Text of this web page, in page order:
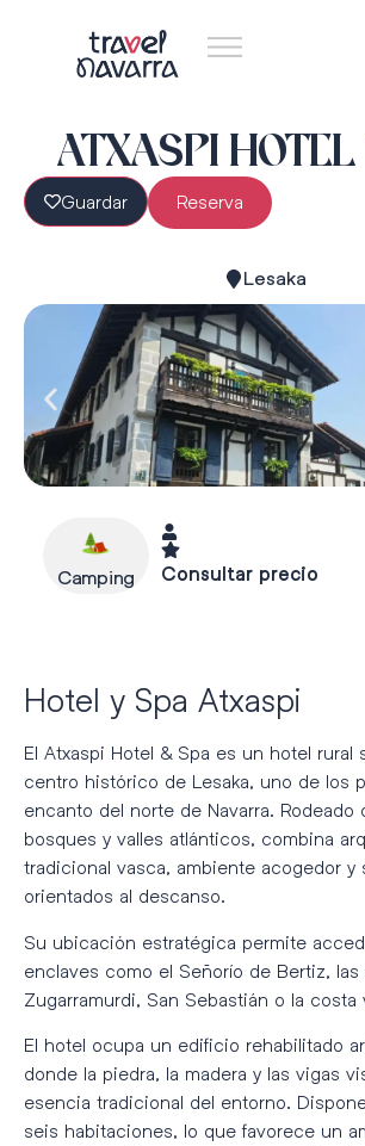
ATXASPI
Guardar Reserva
Lesaka
Camping Consultar precio
Hotel y Spa Atxaspi
El Atxaspi Hotel & Spa es un hotel rural
centro histórico de Lesaka, uno de los
encanto del norte de Navarra. Rodeado
bosques y valles atlánticos, combina
tradicional vasca, ambiente acogedor y
orientados al descanso.
Su ubicación estratégica permite
enclaves como el Señorío de Bertiz,
Zugarramurdi, San Sebastián o la costa
El hotel ocupa un edificio rehabilitado
donde la piedra, la madera y las vigas
esencia tradicional del entorno.
seis habitaciones, lo que favorece un